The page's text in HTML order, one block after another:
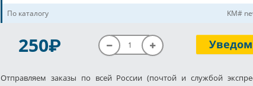
По каталогу
KM#
250P
Отправляем заказы по всей России (почтой и службой